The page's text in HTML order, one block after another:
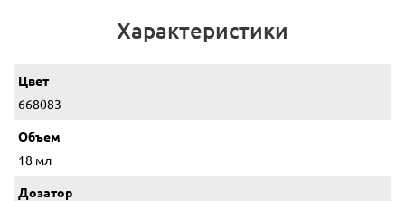
Характеристики
Цвет
668083
Объем
18 мл
Дозатор